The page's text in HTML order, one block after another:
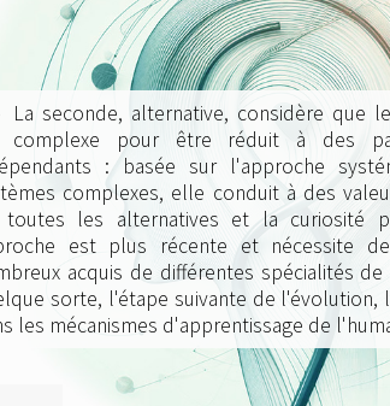
La seconde, alternative, considère que
complexe pour être réduit à des
: basée sur l'approche
complexes, elle conduit à des
les alternatives et la curiosité
est plus récente et nécessite
acquis de différentes spécialités
sorte, l'étape suivante de l'évolution,
les mécanismes d'apprentissage de